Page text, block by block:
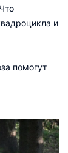
и
помогут